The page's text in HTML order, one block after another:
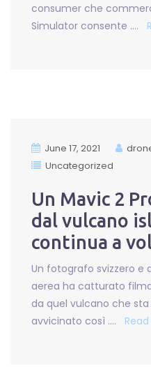
consumer che
Simulator consente ….
June 17, 2021
Uncategorized
Un Mavic 2
dal vulcano
continua a
Un fotografo svizzero
aerea ha catturato
da quel vulcano che sta
avvicinato così ….